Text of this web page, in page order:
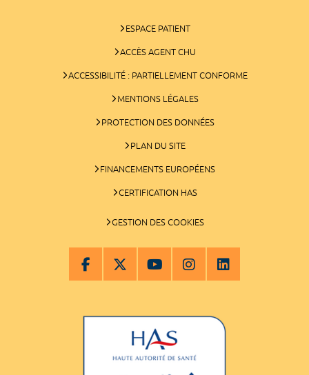
ESPACE PATIENT
ACCÈS AGENT CHU
ACCESSIBILITÉ : PARTIELLEMENT CONFORME
MENTIONS LÉGALES
PROTECTION DES DONNÉES
PLAN DU SITE
FINANCEMENTS EUROPÉENS
CERTIFICATION HAS
GESTION DES COOKIES